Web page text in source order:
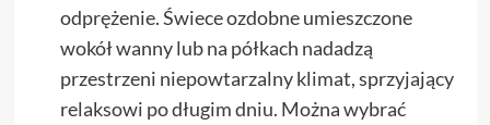
odprężenie. Świece ozdobne umieszczone
wokół wanny lub na półkach nadadzą
przestrzeni niepowtarzalny klimat, sprzyjający
relaksowi po długim dniu. Można wybrać